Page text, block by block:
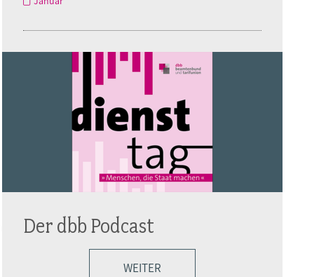
Der dbb Podcast
WEITER